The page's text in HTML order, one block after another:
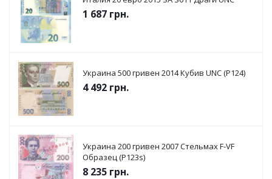
1 687 грн.
Украина 500 гривен 2014 Кубив UNC (P124)
4 492 грн.
Украина 200 гривен 2007 Стельмах F-VF
Образец (P123s)
8 235 грн.